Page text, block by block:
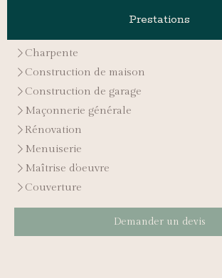
Prestations
Charpente
Construction de maison
Construction de garage
Maçonnerie générale
Rénovation
Menuiserie
Maîtrise d'oeuvre
Couverture
Demander un devis